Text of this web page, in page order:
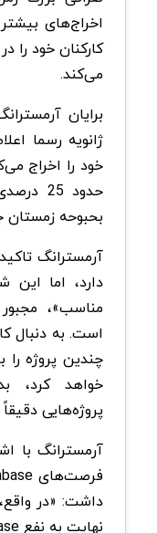
کارکنان خود را
می‌کند.
خود را اخراج
حدود
بحبوحه زمستان
آرمسترانگ
دارد، اما این
مناسب»،
است. به دنبال
چندین پروژه
خواهد کرد،
پروژه‌هایی
آرمسترانگ با
داشت: «در
نهایت به نفع Coinbase خواهد بود.»